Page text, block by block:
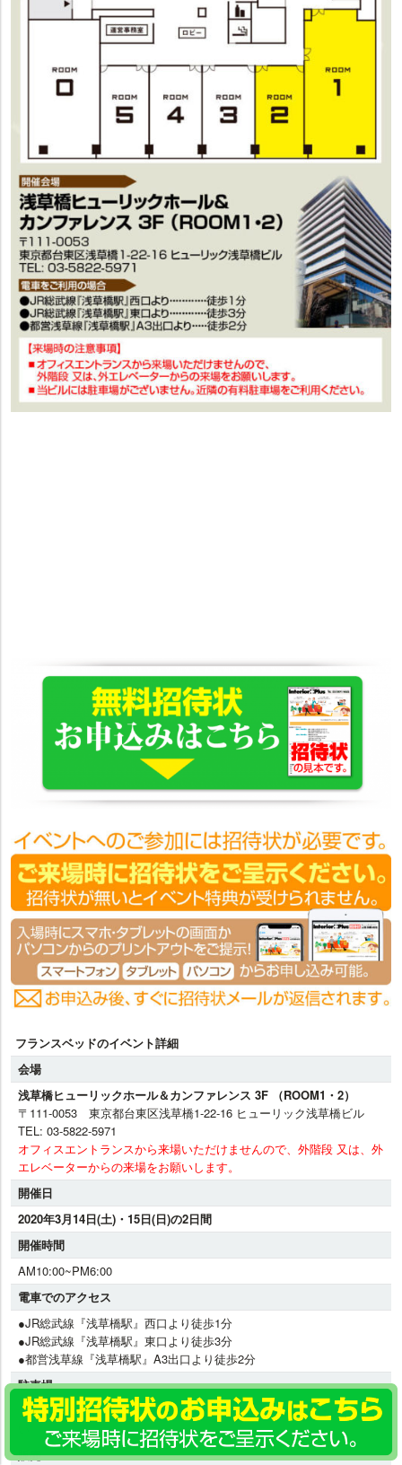
フランスベッドのイベント詳細
会場
浅草橋ヒューリックホール＆カンファレンス 3F （ROOM1・2）
〒111-0053 東京都台東区浅草橋1-22-16 ヒューリック浅草橋ビル
TEL: 03-5822-5971
オフィスエントランスから来場いただけませんので、外階段 又は、外
エレベーターからの来場をお願いします。
開催日
2020年3月14日(土)・15日(日)の2日間
開催時間
AM10:00~PM6:00
電車でのアクセス
●JR総武線『浅草橋駅』西口より徒歩1分
●JR総武線『浅草橋駅』東口より徒歩3分
●都営浅草線『浅草橋駅』A3出口より徒歩2分
駐車場
当ビルには駐車場がございません。近隣の有料駐車場をご利用くださ
販売